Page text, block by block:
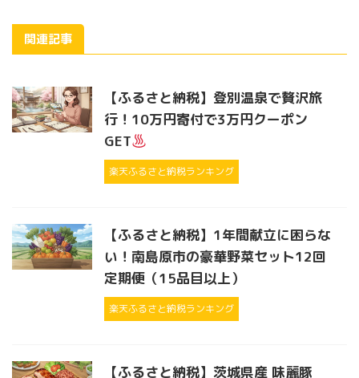
関連記事
【ふるさと納税】登別温泉で贅沢旅
行！10万円寄付で3万円クーポン
GET
楽天ふるさと納税ランキング
【ふるさと納税】1年間献立に困らな
い！南島原市の豪華野菜セット12回
定期便（15品目以上）
楽天ふるさと納税ランキング
【ふるさと納税】茨城県産 味麗豚